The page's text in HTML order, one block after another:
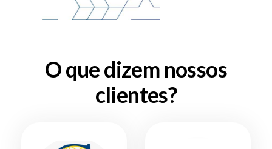
O que dizem nossos
clientes?